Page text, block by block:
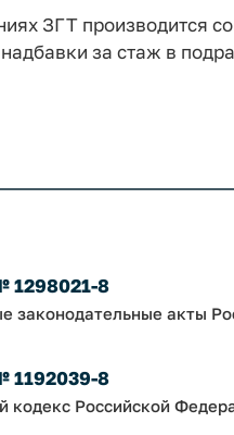
ЗГТ производится
за стаж в
1298021-8
законодательные акты
1192039-8
кодекс Российской